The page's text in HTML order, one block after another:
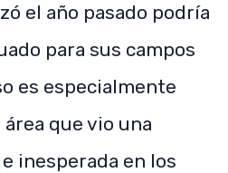
el año pasado podría
para sus campos
es especialmente
que vio una
inesperada en los